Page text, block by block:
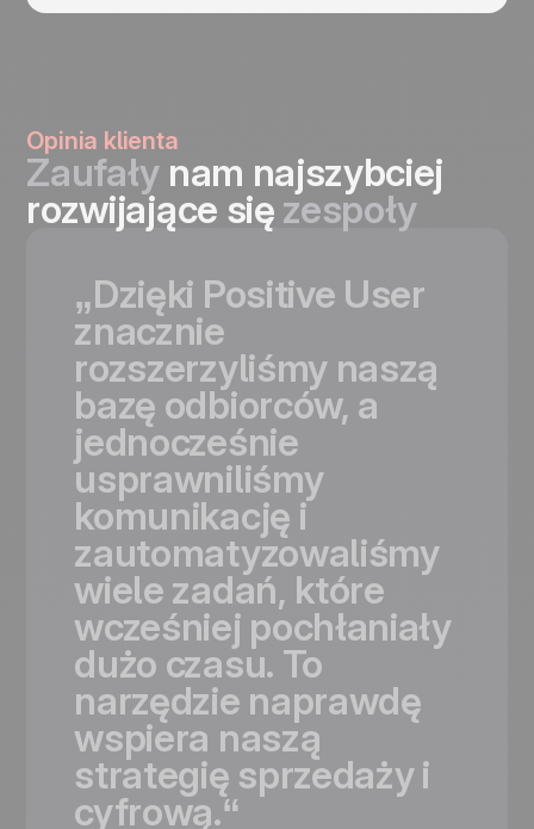
Opinia klienta
Zaufały nam najszybciej
rozwijające się zespoły
„Dzięki Positive User
znacznie
rozszerzyliśmy naszą
bazę odbiorców, a
jednocześnie
usprawniliśmy
komunikację i
zautomatyzowaliśmy
wiele zadań, które
wcześniej pochłaniały
dużo czasu. To
narzędzie naprawdę
wspiera naszą
strategię sprzedażyi
cyfrową.“